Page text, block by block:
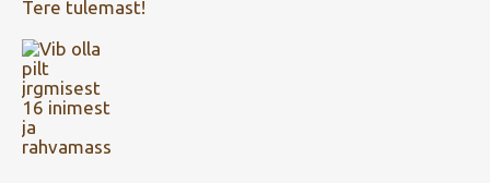
Tere tulemast!